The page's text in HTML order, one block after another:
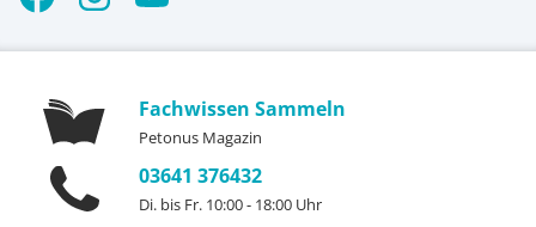
Fachwissen Sammeln
Petonus Magazin
03641 376432
Di. bis Fr. 10:00 - 18:00 Uhr